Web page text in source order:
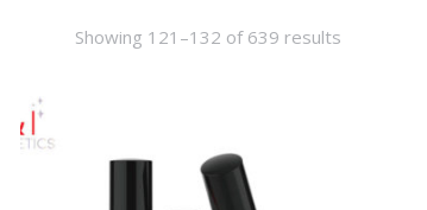
Showing 121–132 of 639 results